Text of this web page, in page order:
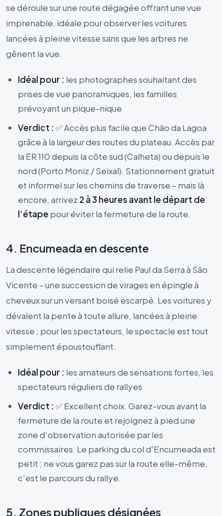
se déroule sur une route dégagée offrant une vue
imprenable, idéale pour observer les voitures
lancées à pleine vitesse sans que les arbres ne
gênent la vue.
Idéal pour : les photographes souhaitant des
prises de vue panoramiques, les familles
prévoyant un pique-nique
Verdict : ✅ Accès plus facile que Chão da Lagoa
grâce à la largeur des routes du plateau. Accès par
la ER 110 depuis la côte sud (Calheta) ou depuis le
nord (Porto Moniz / Seixal). Stationnement gratuit
et informel sur les chemins de traverse – mais là
encore, arrivez 2 à 3 heures avant le départ de
l’étape pour éviter la fermeture de la route.
4. Encumeada en descente
La descente légendaire qui relie Paul da Serra à São
Vicente – une succession de virages en épingle à
cheveux sur un versant boisé escarpé. Les voitures y
dévalent la pente à toute allure, lancées à pleine
vitesse ; pour les spectateurs, le spectacle est tout
simplement époustouflant.
Idéal pour : les amateurs de sensations fortes, les
spectateurs réguliers de rallyes
Verdict : ✅ Excellent choix. Garez-vous avant la
fermeture de la route et rejoignez à pied une
zone d'observation autorisée par les
commissaires. Le parking du col d'Encumeada est
petit ; ne vous garez pas sur la route elle-même,
c'est le parcours du rallye.
5. Zones publiques désignées